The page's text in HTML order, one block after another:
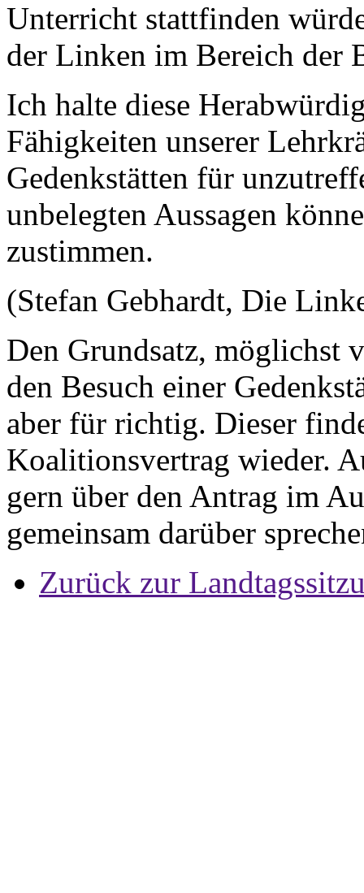
Unterricht stattfinden
der Linken im Bereich der
Ich halte diese
Fähigkeiten unserer
Gedenkstätten für
unbelegten Aussagen
zustimmen.
(Stefan Gebhardt, Die
Den Grundsatz, möglichst
den Besuch einer
aber für richtig. Dieser
Koalitionsvertrag wieder.
gern über den Antrag im
gemeinsam darüber
Zurück zur